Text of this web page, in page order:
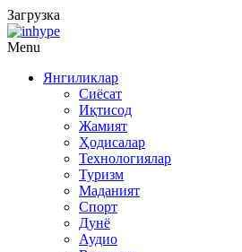
Загрузка
Menu
Янгиликлар
Сиёсат
Иқтисод
Жамият
Ҳодисалар
Технологиялар
Туризм
Маданият
Спорт
Дунё
Аудио